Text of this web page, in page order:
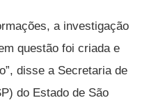
a investigação
questão foi criada e
disse a Secretaria de
do Estado de São